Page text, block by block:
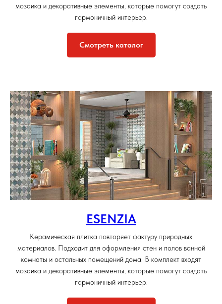
мозаика и декоративные элементы, которые помогут создать
гармоничный интерьер.
Смотреть каталог
ESENZIA
Керамическая плитка повторяет фактуру природных
материалов. Подходит для оформления стен и полов ванной
комнаты и остальных помещений дома. В комплект входят
мозаика и декоративные элементы, которые помогут создать
гармоничный интерьер.